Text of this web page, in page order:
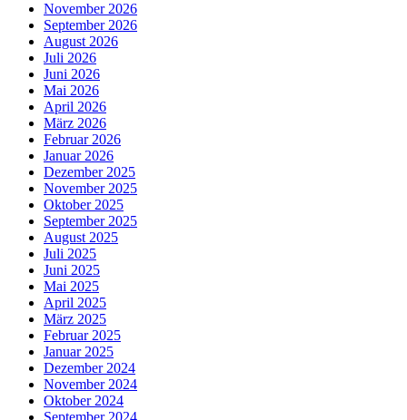
November 2026
September 2026
August 2026
Juli 2026
Juni 2026
Mai 2026
April 2026
März 2026
Februar 2026
Januar 2026
Dezember 2025
November 2025
Oktober 2025
September 2025
August 2025
Juli 2025
Juni 2025
Mai 2025
April 2025
März 2025
Februar 2025
Januar 2025
Dezember 2024
November 2024
Oktober 2024